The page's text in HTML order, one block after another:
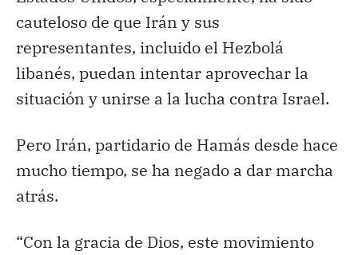
cauteloso de que Irán y sus
representantes, incluido el Hezbolá
libanés, puedan intentar aprovechar la
situación y unirse a la lucha contra Israel.
Pero Irán, partidario de Hamás desde hace
mucho tiempo, se ha negado a dar marcha
atrás.
“Con la gracia de Dios, este movimiento